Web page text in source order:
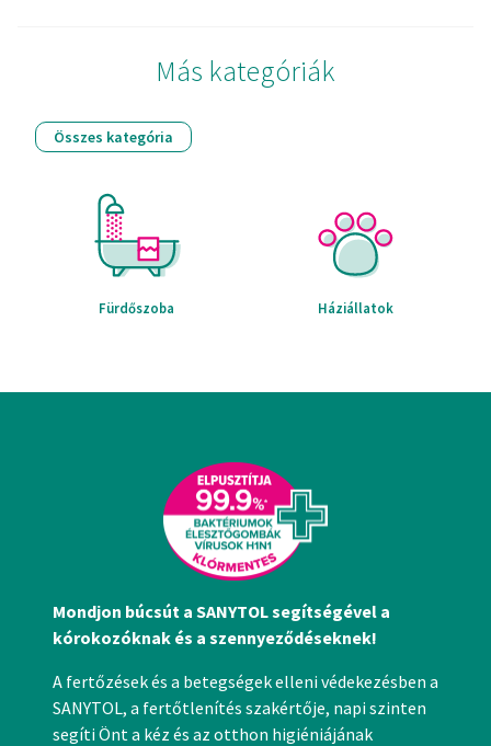
Más kategóriák
Összes kategória
Fürdőszoba Háziállatok
Mondjon búcsút a SANYTOL segítségével a
kórokozóknak és a szennyeződéseknek!
A fertőzések és a betegségek elleni védekezésben a
SANYTOL, a fertőtlenítés szakértője, napi szinten
segíti Önt a kéz és az otthon higiéniájának